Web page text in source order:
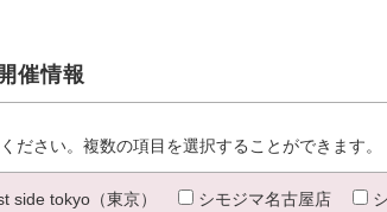
催情報
ださい。複数の項目を選択することができます。
side tokyo（東京） シモジマ名古屋店